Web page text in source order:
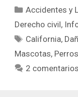
Categorías
Accidentes y
Derecho civil,
Etiquetas
California,
Mascotas, Perros
2 comentarios